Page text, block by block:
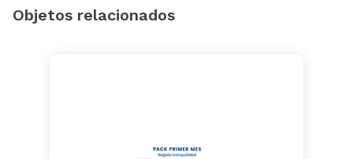
Objetos relacionados